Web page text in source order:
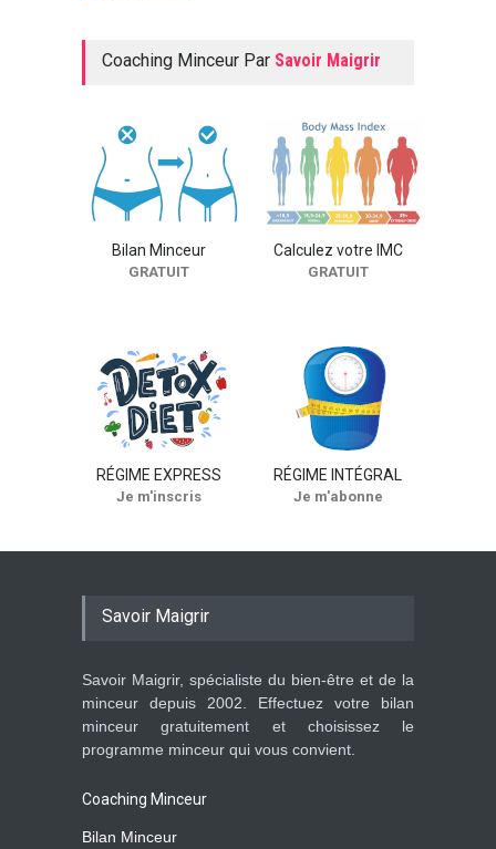
FICHES RECETTES
Poulet au concombre
FICHES RECETTES
Coaching Minceur Par Savoir Maigrir
Bilan Minceur
GRATUIT
Calculez votre IMC
GRATUIT
RÉGIME EXPRESS
Je m'inscris
RÉGIME INTÉGRAL
Je m'abonne
Savoir Maigrir
Savoir Maigrir, spécialiste du bien-être et de la
minceur depuis 2002. Effectuez votre bilan
minceur gratuitement et choisissez le
programme minceur qui vous convient.
Coaching Minceur
Bilan Minceur